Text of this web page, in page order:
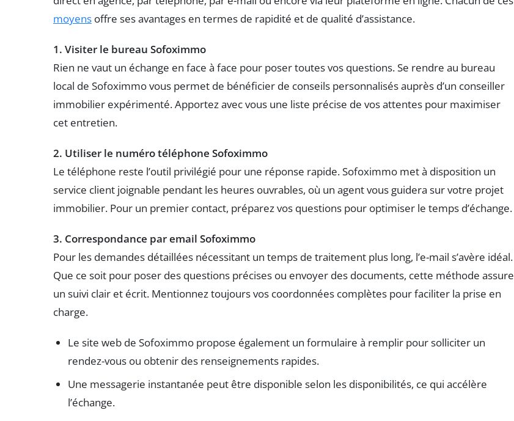
moyens offre ses avantages en termes de rapidité et de qualité d’assistance.
1. Visiter le bureau Sofoximmo
Rien ne vaut un échange en face à face pour poser toutes vos questions. Se rendre au bureau
local de Sofoximmo vous permet de bénéficier de conseils personnalisés auprès d’un conseiller
immobilier expérimenté. Apportez avec vous une liste précise de vos attentes pour maximiser
cet entretien.
2. Utiliser le numéro téléphone Sofoximmo
Le téléphone reste l’outil privilégié pour une réponse rapide. Sofoximmo met à disposition un
service client joignable pendant les heures ouvrables, où un agent vous guidera sur votre projet
immobilier. Pour un premier contact, préparez vos questions pour optimiser le temps d’échange.
3. Correspondance par email Sofoximmo
Pour les demandes détaillées nécessitant un temps de traitement plus long, l’e-mail s’avère idéal.
Que ce soit pour poser des questions précises ou envoyer des documents, cette méthode assure
un suivi clair et écrit. Mentionnez toujours vos coordonnées complètes pour faciliter la prise en
charge.
Le site web de Sofoximmo propose également un formulaire à remplir pour solliciter un
rendez-vous ou obtenir des renseignements rapides.
Une messagerie instantanée peut être disponible selon les disponibilités, ce qui accélère
l’échange.